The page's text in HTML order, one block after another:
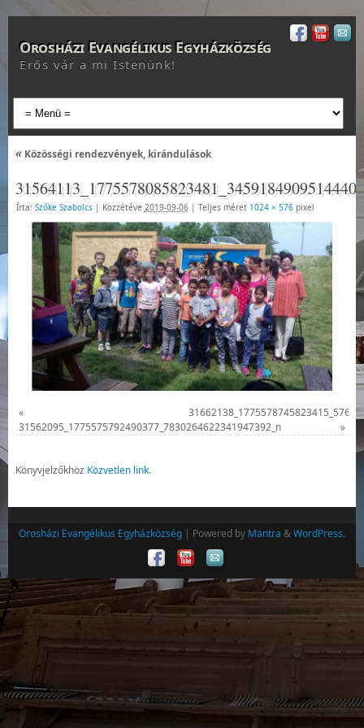
Orosházi Evangélikus Egyházközség
Erős vár a mi Istenünk!
«Közösségi rendezvények, kirándulások
Írta: Szőke Szabolcs | Közzétéve 2019-09-06 | Teljes méret 1024 × 576pixel
«
31562095_1775575792490377_7830264622341947392_n
»
Könyvjelzőkhöz Közvetlen link.
Orosházi Evangélikus Egyházközség | Powered by Mantra &WordPress.